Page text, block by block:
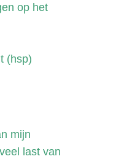
op het
(hsp)
mijn
last van